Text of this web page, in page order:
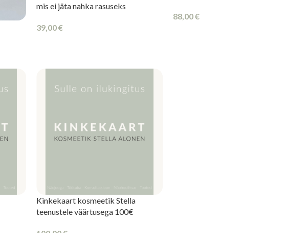
mis ei jäta nahka rasuseks
39,00€
88,00€
Kinkekaart kosmeetik Stella
teenustele väärtusega 100€
100,00 €